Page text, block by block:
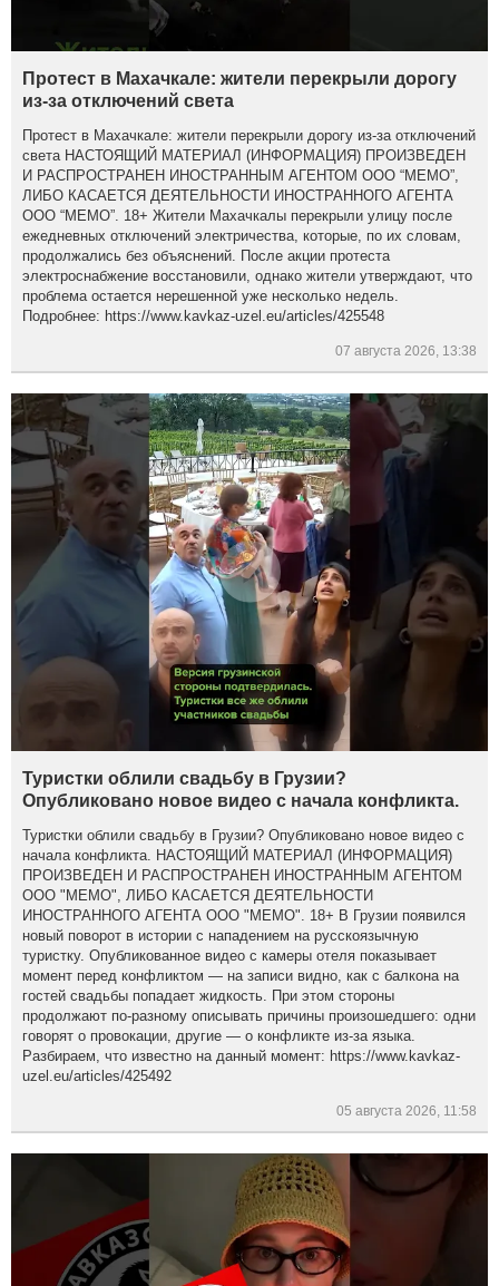
Протест в Махачкале: жители перекрыли дорогу
из-за отключений света
Протест в Махачкале: жители перекрыли дорогу из-за отключений
света НАСТОЯЩИЙ МАТЕРИАЛ (ИНФОРМАЦИЯ) ПРОИЗВЕДЕН
И РАСПРОСТРАНЕН ИНОСТРАННЫМ АГЕНТОМ ООО “МЕМО”,
ЛИБО КАСАЕТСЯ ДЕЯТЕЛЬНОСТИ ИНОСТРАННОГО АГЕНТА
ООО “МЕМО”. 18+ Жители Махачкалы перекрыли улицу после
ежедневных отключений электричества, которые, по их словам,
продолжались без объяснений. После акции протеста
электроснабжение восстановили, однако жители утверждают, что
проблема остается нерешенной уже несколько недель.
Подробнее: https://www.kavkaz-uzel.eu/articles/425548
07 августа 2026, 13:38
Туристки облили свадьбу в Грузии?
Опубликовано новое видео с начала конфликта.
Туристки облили свадьбу в Грузии? Опубликовано новое видео с
начала конфликта. НАСТОЯЩИЙ МАТЕРИАЛ (ИНФОРМАЦИЯ)
ПРОИЗВЕДЕН И РАСПРОСТРАНЕН ИНОСТРАННЫМ АГЕНТОМ
ООО "МЕМО", ЛИБО КАСАЕТСЯ ДЕЯТЕЛЬНОСТИ
ИНОСТРАННОГО АГЕНТА ООО "МЕМО". 18+ В Грузии появился
новый поворот в истории с нападением на русскоязычную
туристку. Опубликованное видео с камеры отеля показывает
момент перед конфликтом — на записи видно, как с балкона на
гостей свадьбы попадает жидкость. При этом стороны
продолжают по-разному описывать причины произошедшего: одни
говорят о провокации, другие — о конфликте из-за языка.
Разбираем, что известно на данный момент: https://www.kavkaz-
uzel.eu/articles/425492
05 августа 2026, 11:58